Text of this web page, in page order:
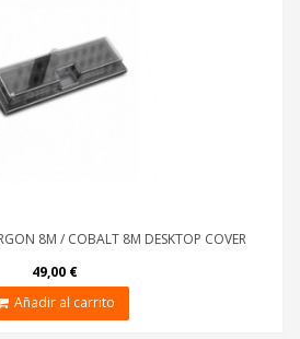
8M / COBALT 8M DESKTOP COVER
49,00 €
Añadir al carrito